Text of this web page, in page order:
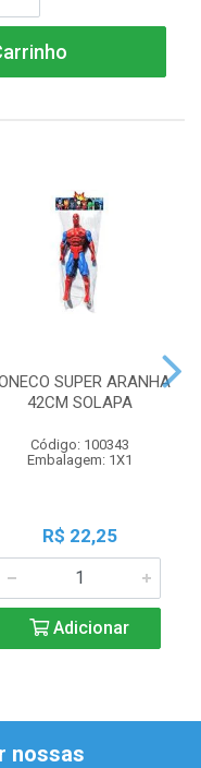
SUPER ARANHA
42CM SOLAPA
Código: 100343
Embalagem: 1X1
R$ 22,25
Adicionar
nossas